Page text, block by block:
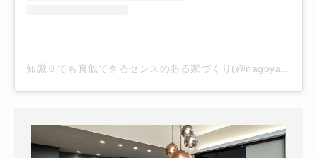
知識０でも真似できるセンスのある家づくり(@nagoya.home)がシェアした投稿